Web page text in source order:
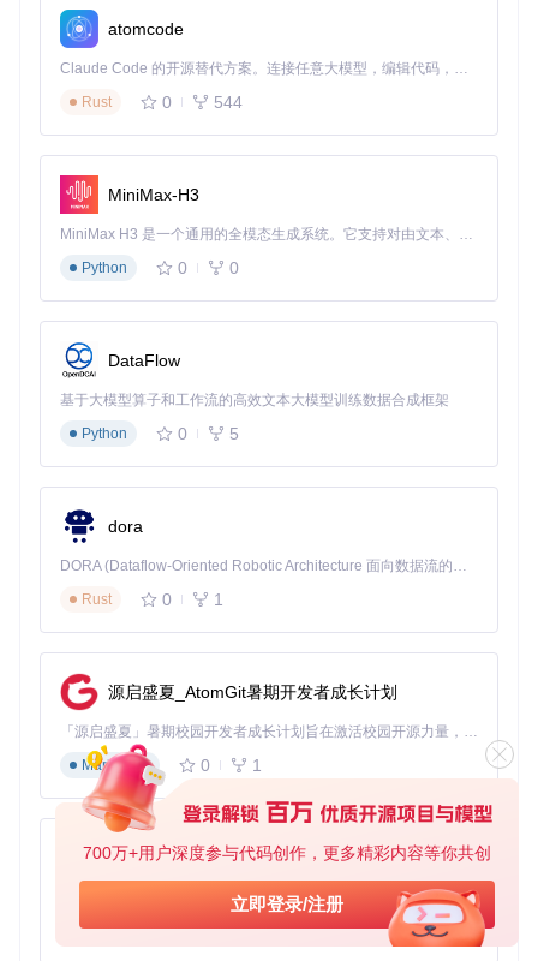
700万+用户深度参与代码创作，更多精彩内容等你共创
立即登录/注册
atomcode
Claude Code 的开源替代方案。连接任意大模型，编辑代码，运行命令，自动验证 — 全自动执行。用 Rust 构建，极致性能。 ｜ An open-source alternative to Claude Code. Connect any LLM, edit code, run commands, and verify changes — autonomously. Built in Rust for speed. Get Started
Rust
0 544
MiniMax-H3
MiniMax H3 是一个通用的全模态生成系统。它支持对由文本、图像、视频和音频组成的多模态上下文进行统一理解，并能生成分辨率高达 2K、时长可达 15 秒的带原生立体声音频的视频。得益于面向任务泛化的系统设计，H3 在预训练阶段就已具备广泛的多模态上下文理解与生成能力，能够出色地执行复杂的多模态指令。
Python
0 0
DataFlow
基于大模型算子和工作流的高效文本大模型训练数据合成框架
Python
0 5
dora
DORA (Dataflow-Oriented Robotic Architecture 面向数据流的机器人架构) 是为 AI 与具身智能机器人打造的高性能开发框架，以数据流范式重构开发逻辑，原生支持分布式部署与端边云协同 —— 无需复杂适配，即可实现一体端到端具身大小脑、VLA等模型部署，无缝衔接感知、推理、控制全链路，让 AI 能力与机器人动作深度融合。 依托 Rust 内核与零拷贝通信技术，它将具身大小脑、VLA等模型推理、多模态数据融合延迟压缩至微秒级，同时兼容 ROS2 生态与国产 AI 芯片，彻底降低具身智能机器人的开发门槛，让分布式部署下的 AI 赋能创新更高效、更灵活。
Rust
0 1
源启盛夏_AtomGit暑期开发者成长计划
「源启盛夏」暑期校园开发者成长计划旨在激活校园开源力量，通过积分激励、认证扶持、资源倾斜等形式，引导高校组织和开发者完成「入驻 — 建项目 — 做贡献 — 获认证 — 得资源」的完整闭环。无论你是想带领社团入驻平台的组织者，还是希望用代码贡献证明自己的开发者，都能在这里找到属于你的成长路径。
Markdown
0 1
py-xiaozhi
基于Python的Xiaozhi AI，适用于想要完整Xiaozhi体验而无需拥有专用硬件的用户。
Python
0 1